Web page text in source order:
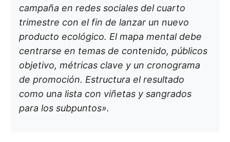
campaña en redes sociales del cuarto
trimestre con el fin de lanzar un nuevo
producto ecológico. El mapa mental debe
centrarse en temas de contenido, públicos
objetivo, métricas clave y un cronograma
de promoción. Estructura el resultado
como una lista con viñetas y sangrados
para los subpuntos».